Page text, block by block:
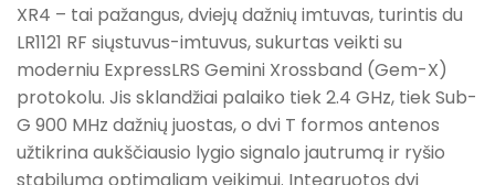
XR4 – tai pažangus, dviejų dažnių imtuvas, turintis du
LR1121 RF siųstuvus-imtuvus, sukurtas veikti su
moderniu ExpressLRS Gemini Xrossband (Gem-X)
protokolu. Jis sklandžiai palaiko tiek 2.4 GHz, tiek Sub-
G 900 MHz dažnių juostas, o dvi T formos antenos
užtikrina aukščiausio lygio signalo jautrumą ir ryšio
stabilumą optimaliam veikimui. Integruotos dvi